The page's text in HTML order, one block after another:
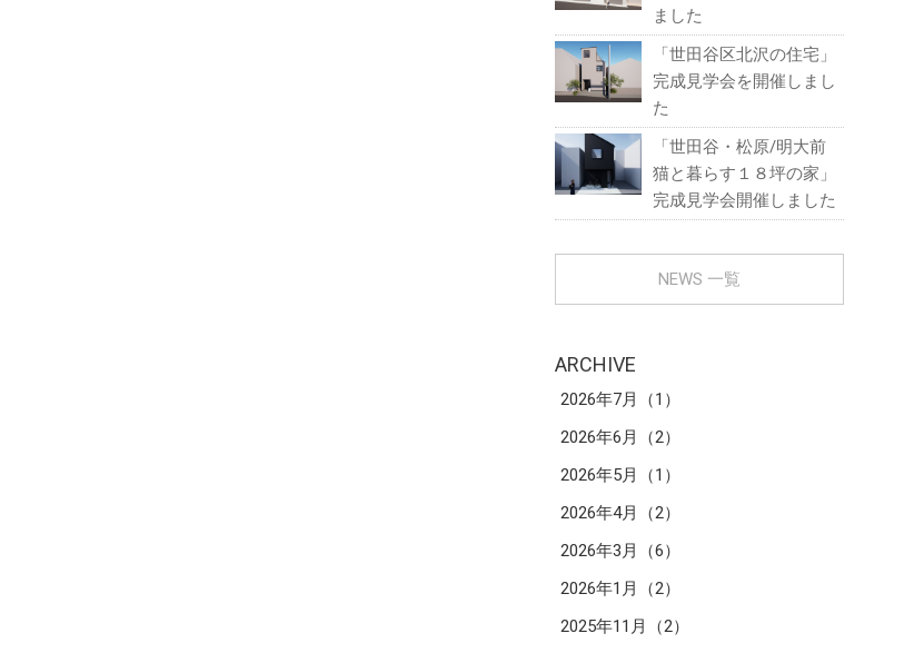
ました
「世田谷区北沢の住宅」
完成見学会を開催しまし
た
「世田谷・松原/明大前
猫と暮らす１８坪の家」
完成見学会開催しました
NEWS 一覧
ARCHIVE
2026年7月（1）
2026年6月（2）
2026年5月（1）
2026年4月（2）
2026年3月（6）
2026年1月（2）
2025年11月（2）